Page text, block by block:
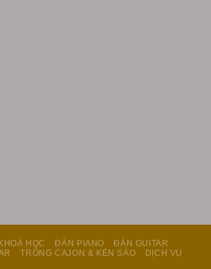
HỌC ĐÀN PIANO
ĐÀN GUITAR
TRỐNG CAJON & KÈN SÁO DỊCH VỤ